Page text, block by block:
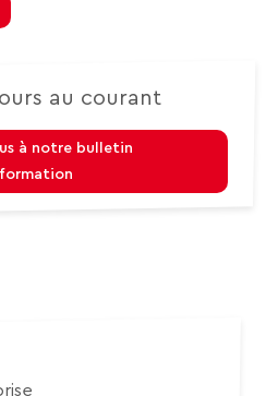
au courant
à notre bulletin